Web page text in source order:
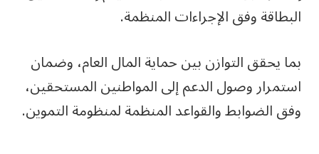
البطاقة وفق الإجراءات المنظمة.
بما يحقق التوازن بين حماية المال العام، وضمان
استمرار وصول الدعم إلى المواطنين المستحقين،
وفق الضوابط والقواعد المنظمة لمنظومة التموين.